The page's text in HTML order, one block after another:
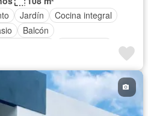
Jardín
Cocina integral
Balcón
Electricidad
Agua
por cable
Calefacción
verdes
Despacho